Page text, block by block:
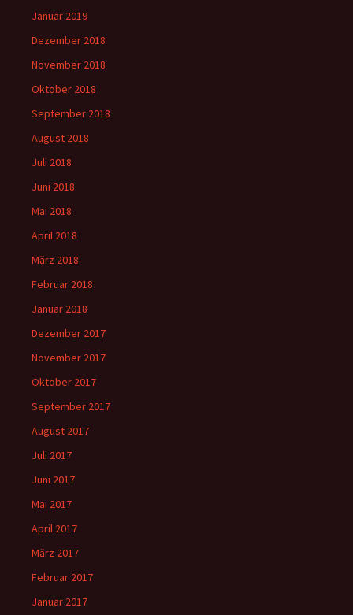
Januar 2019
Dezember 2018
November 2018
Oktober 2018
September 2018
August 2018
Juli 2018
Juni 2018
Mai 2018
April 2018
März 2018
Februar 2018
Januar 2018
Dezember 2017
November 2017
Oktober 2017
September 2017
August 2017
Juli 2017
Juni 2017
Mai 2017
April 2017
März 2017
Februar 2017
Januar 2017